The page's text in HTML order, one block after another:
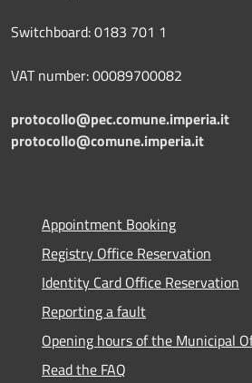
Switchboard: 0183 701 1
VAT number: 00089700082
protocollo@pec.comune.imperia.it
protocollo@comune.imperia.it
Appointment Booking
Registry Office Reservation
Identity Card Office Reservation
Reporting a fault
Opening hours of the Municipal
Read the FAQ